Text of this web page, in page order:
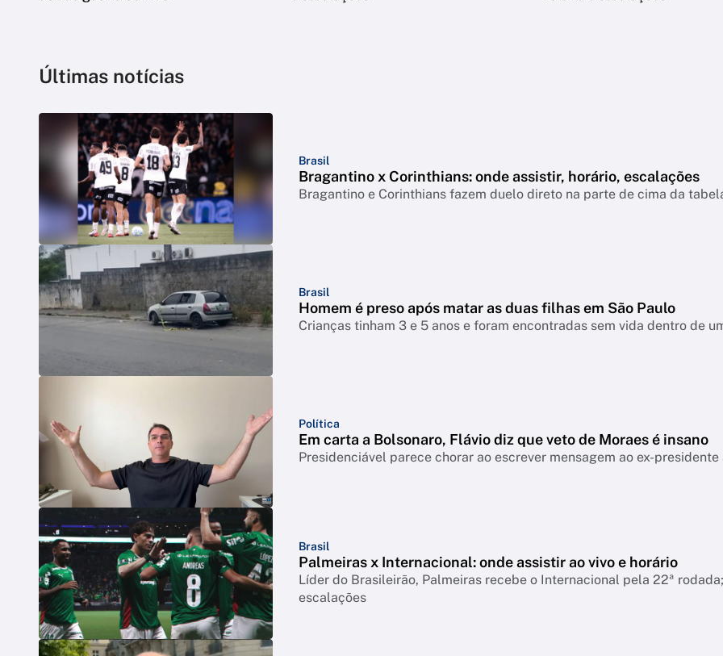
Últimas notícias
Brasil
Bragantino x Corinthians: onde assistir, horário, escalações
Bragantino e Corinthians fazem duelo direto na parte de cima da
Brasil
Homem é preso após matar as duas filhas em São Paulo
Crianças tinham 3 e 5 anos e foram encontradas sem vida dentro de
Política
Em carta a Bolsonaro, Flávio diz que veto de Moraes é insano
Presidenciável parece chorar ao escrever mensagem ao ex-
Brasil
Palmeiras x Internacional: onde assistir ao vivo e horário
Líder do Brasileirão, Palmeiras recebe o Internacional pela 22ª
escalações